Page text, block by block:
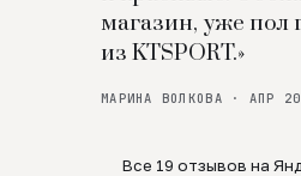
магазин, уже пол
из KTSPORT.»
МАРИНА ВОЛКОВА · АПР
Все 19 отзывов на